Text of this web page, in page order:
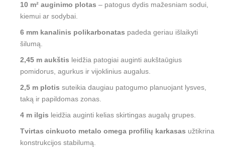
10 m² auginimo plotas – patogus dydis mažesniam sodui,
kiemui ar sodybai.
6 mm kanalinis polikarbonatas padeda geriau išlaikyti
šilumą.
2,45 m aukštis leidžia patogiai auginti aukštaūgius
pomidorus, agurkus ir vijoklinius augalus.
2,5 m plotis suteikia daugiau patogumo planuojant lysves,
taką ir papildomas zonas.
4 m ilgis leidžia auginti kelias skirtingas augalų grupes.
Tvirtas cinkuoto metalo omega profilių karkasas užtikrina
konstrukcijos stabilumą.